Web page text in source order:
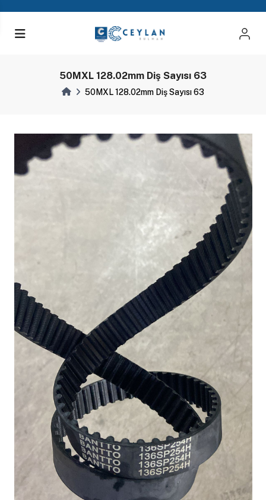
50MXL 128.02mm Diş Sayısı 63
50MXL 128.02mm Diş Sayısı 63